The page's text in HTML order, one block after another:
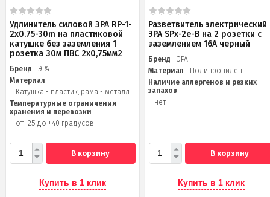
Удлинитель силовой ЭРА RP-1-
2x0.75-30m на пластиковой
катушке без заземления 1
розетка 30м ПВС 2х0,75мм2
Бренд
ЭРА
Материал
Катушка - пластик, рама - металл
Температурные ограничения
хранения и перевозки
от -25 до +40 градусов
В корзину
Купить в 1 клик
Разветвитель электрический
ЭРА SPx-2e-B на 2 розетки с
заземлением 16А черный
Бренд
ЭРА
Материал
Полипропилен
Наличие аллергенов и резких
запахов
нет
В корзину
Купить в 1 клик